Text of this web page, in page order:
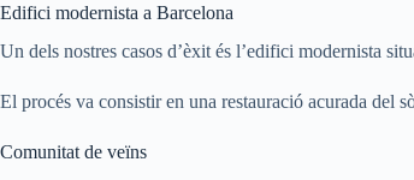
Edifici modernista a Barcelona
Un dels nostres casos d’èxit és l’edifici modernista
El procés va consistir en una restauració acurada del
Comunitat de veïns